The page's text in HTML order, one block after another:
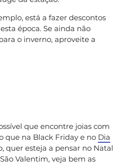
está a fazer descontos
época. Se ainda não
o inverno, aproveite a
que encontre joias com
que na Black Friday e no Dia
quer esteja a pensar no Natal
Valentim, veja bem as